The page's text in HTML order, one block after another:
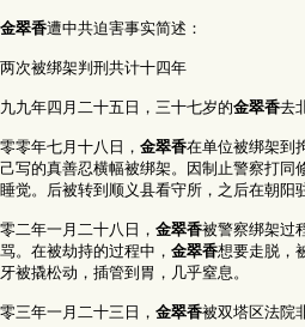
金翠香遭中共迫害事实简述：
次被绑架判刑共计十四年
九年四月二十五日，三十七岁的金翠香去
零年七月十八日， 金翠香在单位被绑架到
写的真善忍横幅被绑架。因制止警察打同
觉。后被转到顺义县看守所，之后在朝阳
二年一月二十八日， 金翠香被警察绑架过
。在被劫持的过程中， 金翠香想要走脱，
被撬松动，插管到胃，几乎窒息。
三年一月二十三日， 金翠香被双塔区法院